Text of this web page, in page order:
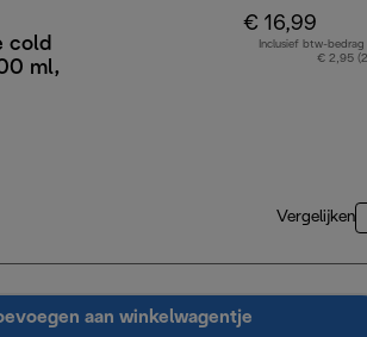
cold
ml,
€ 16,99
Inclusief btw-bedrag
€ 2,95
Vergelijken
aan winkelwagentje